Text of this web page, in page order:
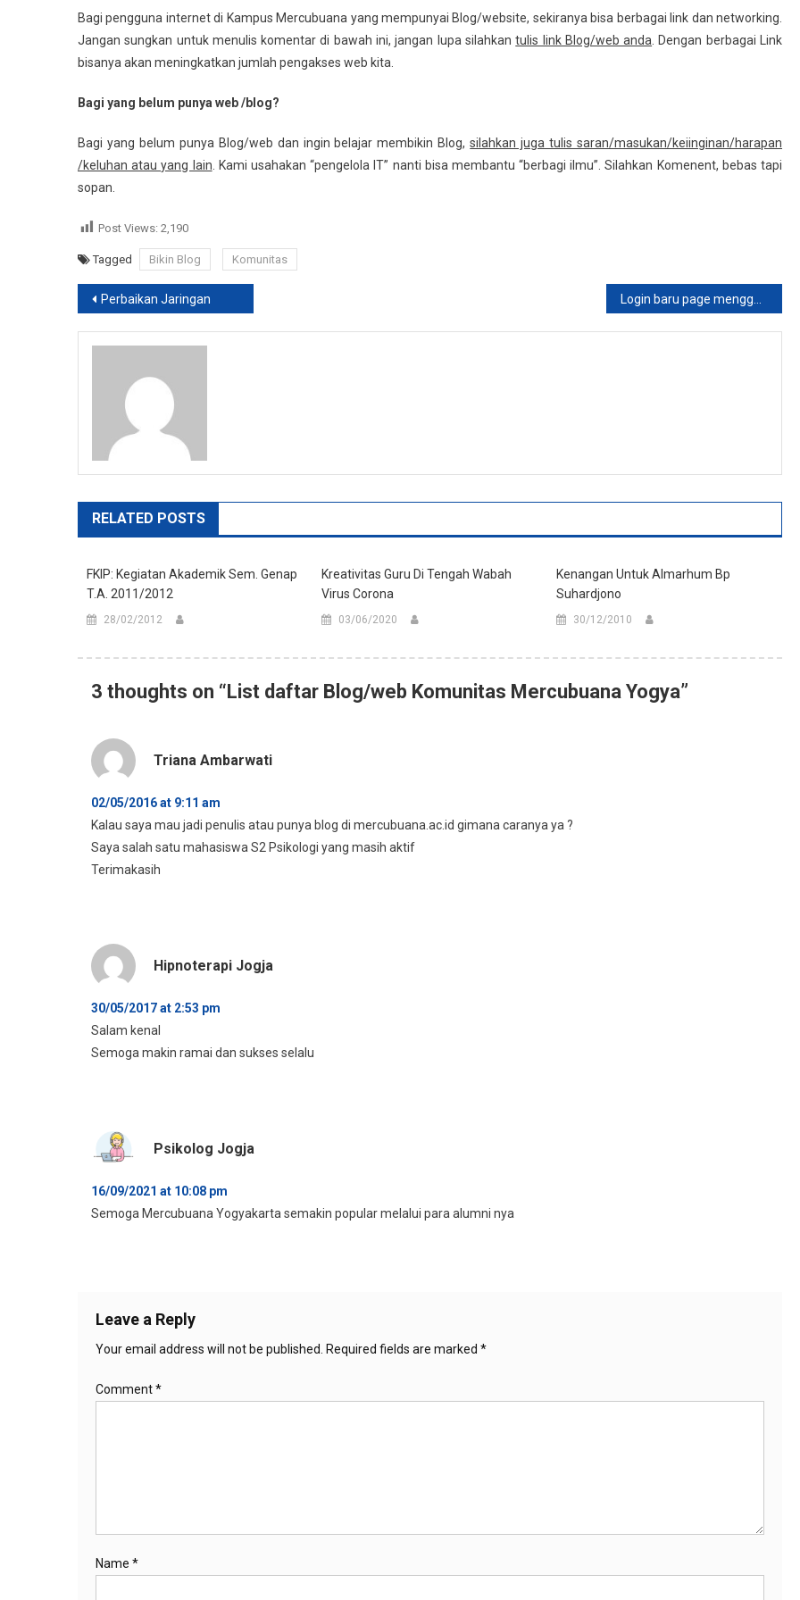
Komunitas
Mercubuana
Yogya
Bagi pengguna internet di Kampus Mercubuana yang mempunyai Blog/website, sekiranya bisa berbagai link dan networking.
Jangan sungkan untuk menulis komentar di bawah ini, jangan lupa silahkantulis link Blog/web anda . Dengan berbagai Link
bisanya akan meningkatkan jumlah pengakses web kita.
Bagi yang belum punya web /blog?
Bagi yang belum punya Blog/web dan ingin belajar membikin Blog,silahkan juga tulis saran/masukan/keiinginan/harapan
/keluhan atau yang lain . Kami usahakan “pengelola IT” nanti bisa membantu “berbagi ilmu”. Silahkan Komenent, bebas tapi
sopan.
Post Views: 2,190
Tagged Bikin Blog Komunitas
Post
navigation
Perbaikan Jaringan
RELATED POSTS
FKIP: Kegiatan Akademik Sem. Genap
T.A. 2011/2012
28/02/2012
Kreativitas Guru Di Tengah Wabah
Virus Corona
03/06/2020
Kenangan Untuk Almarhum Bp
Suhardjono
30/12/2010
3 thoughts on “List daftar Blog/web Komunitas Mercubuana Yogya”
Triana Ambarwati
02/05/2016 at 9:11 am
Kalau saya mau jadi penulis atau punya blog di mercubuana.ac.id gimana caranya ya ?
Saya salah satu mahasiswa S2 Psikologi yang masih aktif
Terimakasih
Hipnoterapi Jogja
30/05/2017 at 2:53 pm
Salam kenal
Semoga makin ramai dan sukses selalu
Psikolog Jogja
16/09/2021 at 10:08 pm
Semoga Mercubuana Yogyakarta semakin popular melalui para alumni nya
Leave a Reply
Your email address will not be published. Required fields are marked *
Comment*
Name *